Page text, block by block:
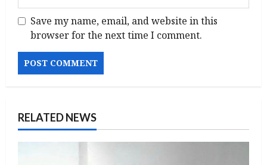
Save my name, email, and website in this
browser for the next time I comment.
RELATED NEWS